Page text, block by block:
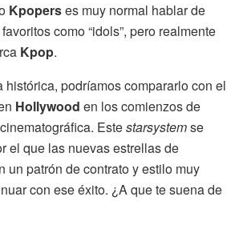
Kpoperses muy normal hablar de
como “idols”, pero realmente
Kpop.
histórica, podríamos compararlo con el
Hollywood en los comienzos de
Estestarsystemse
el que las nuevas estrellas de
un patrón de contrato y estilo muy
con ese éxito. ¿A que te suena de